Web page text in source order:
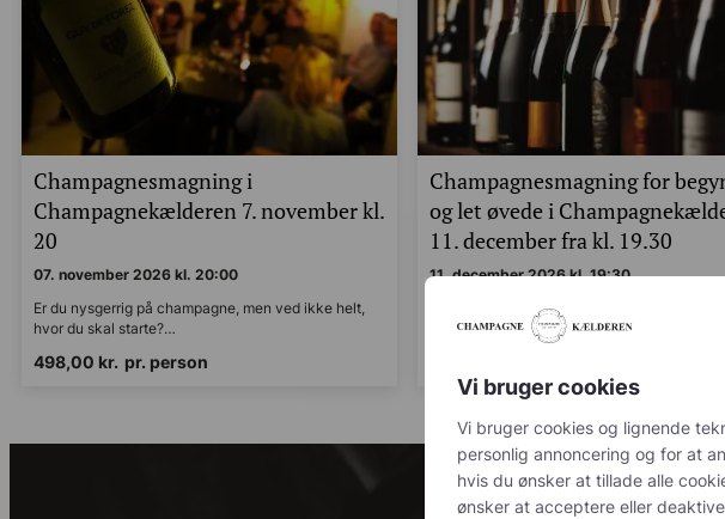
Champagnesmagning i
Champagnekælderen 7. november kl.
20
07. november 2026 kl. 20:00
Er du nysgerrig på champagne, men ved ikke helt,
hvor du skal starte?…
498,00 kr. pr. person
Champagnesmagning for
og let øvede i
11. december fra kl. 19.30
11. december 2026 kl. 19:30
Er du nysgerrig på champagne, men ved ikke
hvor du skal starte?…
Vi bruger cookies
Vi bruger cookies og lignende
annoncering og for at analysere
ønsker at tillade alle cookies.
acceptere eller deaktivere ved at